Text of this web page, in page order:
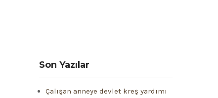
Son Yazılar
Çalışan anneye devlet kreş yardımı